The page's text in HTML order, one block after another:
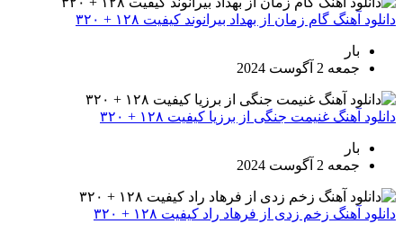
دانلود آهنگ گام زمان از بهداد بیرانوند کیفیت ۱۲۸ + ۳۲۰
بار
جمعه 2 آگوست 2024
دانلود آهنگ غنیمت جنگی از برزیا کیفیت ۱۲۸ + ۳۲۰
بار
جمعه 2 آگوست 2024
دانلود آهنگ زخم زدی از فرهاد راد کیفیت ۱۲۸ + ۳۲۰